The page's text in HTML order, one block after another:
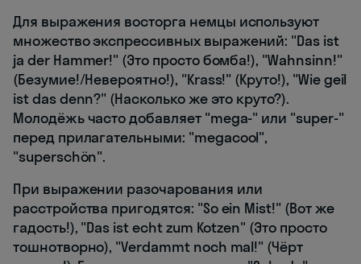
Для выражения восторга немцы используют
множество экспрессивных выражений: "Das ist
ja der Hammer!" (Это просто бомба!), "Wahnsinn!"
(Безумие!/Невероятно!), "Krass!" (Круто!), "Wie geil
ist das denn?" (Насколько же это круто?).
Молодёжь часто добавляет "mega-" или "super-"
перед прилагательными: "megacool",
"superschön".
При выражении разочарования или
расстройства пригодятся: "So ein Mist!" (Вот же
гадость!), "Das ist echt zum Kotzen" (Это просто
тошнотворно), "Verdammt noch mal!" (Чёрт